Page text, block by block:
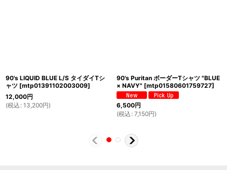
90's LIQUID BLUE L/S タイダイTシ
ャツ [mtp01391102003009]
12,000円
(税込 : 13,200円)
90's Puritan ボーダーTシャツ "BLUE
× NAVY" [mtp01580601759727]
6,500円
(税込 : 7,150円)